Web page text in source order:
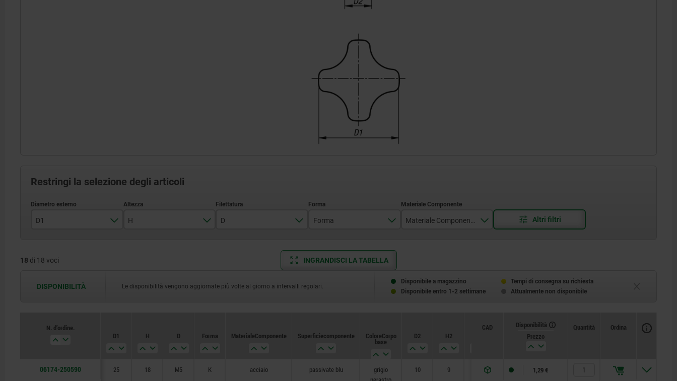
Restringi la selezione degli articoli
D1
32
H D Forma
18 di 18 voci INGRANDISCI LA TABELLA
DISPONIBILITÀ Le disponibilità vengono aggiornate più volte al giorno a intervalli regolari.
Disponibile a magazzino
Tempi di consegna su richiesta
Disponibile entro 1-2 settimane
Attualmente non disponibile
N. d’ordine.
D1
H D Forma Materiale Componente Superficie componente Colore Corpo
base
D2 H2
CAD
Disponibilità
Prezzo
Quantità Ordina
06174-250590 25 18 M5 K acciaio passivate blu
grigio
10 9 9 1,29 €